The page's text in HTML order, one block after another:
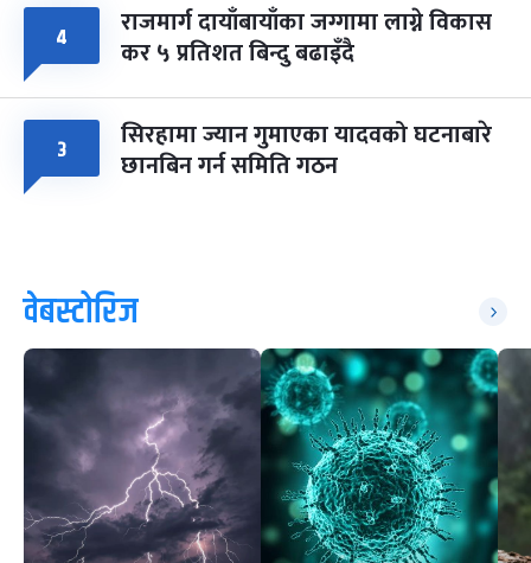
४ राजमार्ग दायाँबायाँका जग्गामा लाग्ने विकास
कर ५ प्रतिशत बिन्दु बढाइँदै
३ सिरहामा ज्यान गुमाएका यादवको घटनाबारे
छानबिन गर्न समिति गठन
वेबस्टोरिज